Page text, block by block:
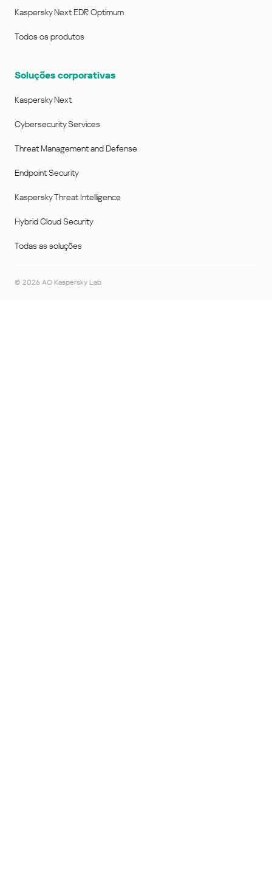
Kaspersky Next EDR Optimum
Todos os produtos
Soluções corporativas
Kaspersky Next
Cybersecurity Services
Threat Management and Defense
Endpoint Security
Kaspersky Threat Intelligence
Hybrid Cloud Security
Todas as soluções
© 2026 AO Kaspersky Lab